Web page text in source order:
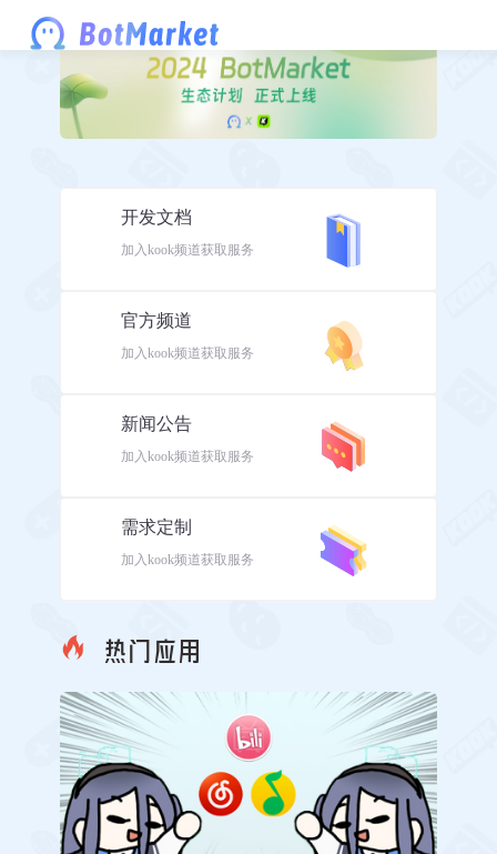
开发文档
加入kook频道获取服务
官方频道
加入kook频道获取服务
新闻公告
加入kook频道获取服务
需求定制
加入kook频道获取服务
热门应用